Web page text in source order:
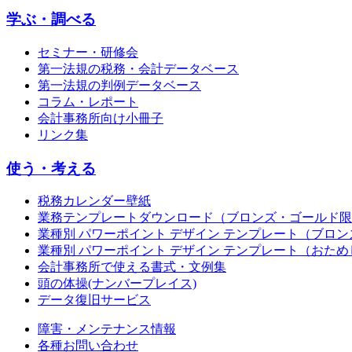
学ぶ・調べる
セミナー・研修会
第一法規の税務・会計データベース
第一法規の判例データベース
コラム・レポート
会計事務所向け小冊子
リンク集
使う・考える
税務カレンダー壁紙
業務テンプレートダウンロード（ブロンズ・ゴールド限
業種別 パワーポイント デザイン テンプレート（ブロン
業種別 パワーポイント デザイン テンプレート（おため
会計事務所で使える書式・文例集
頭の体操(ナンバープレイス)
データ復旧サービス
障害・メンテナンス情報
各種お問い合わせ